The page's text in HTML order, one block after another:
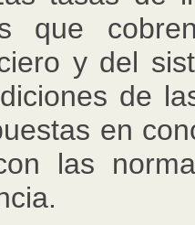
que
y del
de
en
las